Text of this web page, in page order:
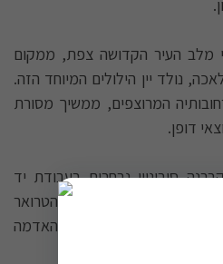
מלב העיר הקדושה צפת, ממקום
נולד יין הילולים המיוחד הזה.
המרוצפים, ממשיך מסורת
דופן.
סוביניון נבחרים בעבודת יד
על אדמת בזלת עתיקה. הטרואר
האקלים הקריר, הגובה והאדמה
וריכוז יוצאי דופן.